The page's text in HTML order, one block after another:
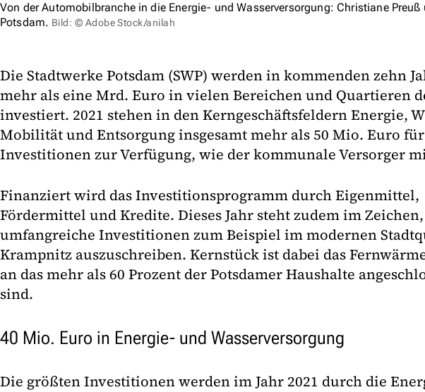
Von der Automobilbranche in die Energie- und Wasserversorgung: Christiane
Potsdam. Bild: © Adobe Stock/anilah
Die Stadtwerke Potsdam (SWP) werden in kommenden zehn
mehr als eine Mrd. Euro in vielen Bereichen und Quartieren
investiert. 2021 stehen in den Kerngeschäftsfeldern Energie,
Mobilität und Entsorgung insgesamt mehr als 50 Mio. Euro für
Investitionen zur Verfügung, wie der kommunale Versorger
Finanziert wird das Investitionsprogramm durch Eigenmittel,
Fördermittel und Kredite. Dieses Jahr steht zudem im Zeichen,
umfangreiche Investitionen zum Beispiel im modernen
Krampnitz auszuschreiben. Kernstück ist dabei das
an das mehr als 60 Prozent der Potsdamer Haushalte
sind.
40 Mio. Euro in Energie- und Wasserversorgung
Die größten Investitionen werden im Jahr 2021 durch die